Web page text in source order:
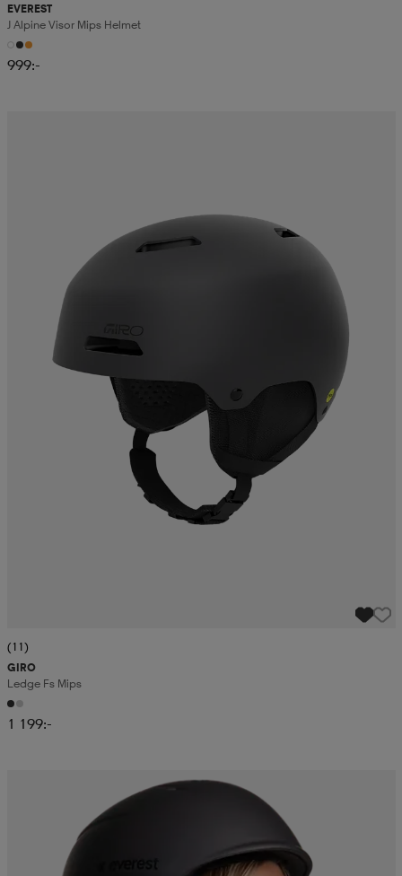
EVEREST
J Alpine Visor Mips Helmet
999:-
(11)
GIRO
Ledge Fs Mips
1 199:-